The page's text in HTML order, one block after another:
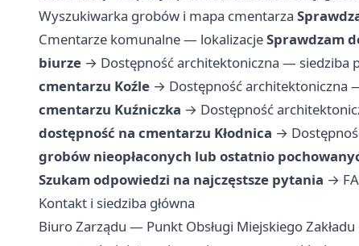
Wyszukiwarka grobów i mapa cmentarza
Cmentarze komunalne — lokalizacjeSprawdzam
biurze → Dostępność architektoniczna — siedziba
cmentarzu Koźle → Dostępność architektoniczna
cmentarzu Kuźniczka → Dostępność
dostępność na cmentarzu Kłodnica →
grobów nieopłaconych lub ostatnio
Szukam odpowiedzi na najczęstsze pytania →
Kontakt i siedziba główna
Biuro Zarządu — Punkt Obsługi Miejskiego